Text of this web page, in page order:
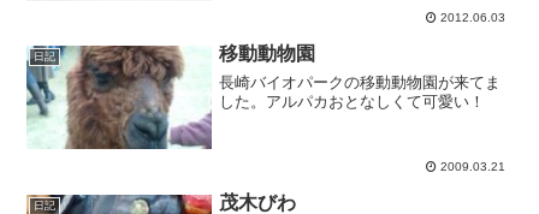
のは面白いみたいです。キウイは何度も
2012.06.03
日記 移動動物園
長崎バイオパークの移動動物園が来てま
した。アルパカおとなしくて可愛い！
2009.03.21
日記 茂木びわ